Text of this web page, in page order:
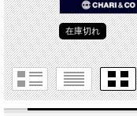
在庫切れ